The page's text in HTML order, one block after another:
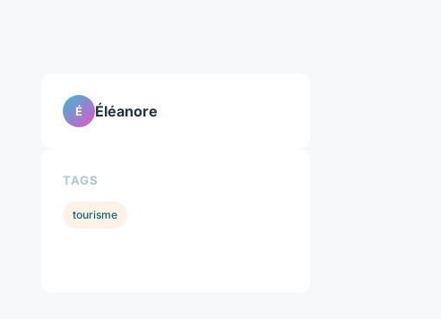
É Éléanore
TAGS
tourisme